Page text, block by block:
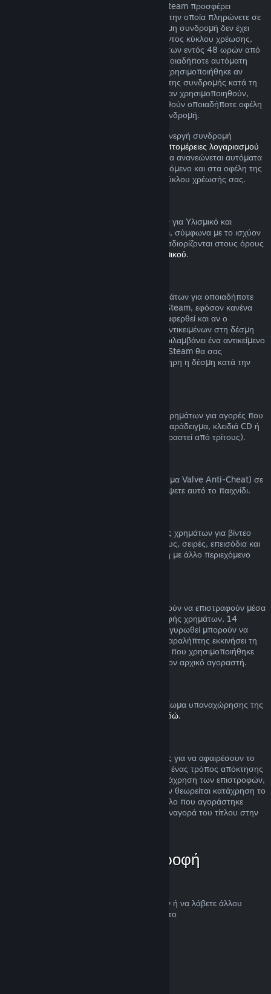
Για κάποιο περιεχόμενο και υπηρεσίες, το Steam προσφέρει
περιοδική (π.χ. μηνιαία, ετήσια) πρόσβαση την οποία πληρώνετε σε
επαναλαμβανόμενη βάση. Αν μια ανανεώσιμη συνδρομή δεν έχει
χρησιμοποιηθεί κατά τη διάρκεια του τρέχοντος κύκλου χρέωσης,
μπορείτε να αιτηθείτε μια επιστροφή χρημάτων εντός 48 ωρών από
την αρχική αγορά ή εντός 48 ωρών από οποιαδήποτε αυτόματη
ανανέωση. Το περιεχομένο θεωρείται πως χρησιμοποιήθηκε αν
έχουν παιχτεί οποιαδήποτε παιχνίδια εντός της συνδρομής κατά τη
διάρκεια του τρέχοντος κύκλου χρέωσης ή αν χρησιμοποιηθούν,
καταναλωθούν, τροποποιηθούν ή μεταφερθούν οποιαδήποτε οφέλη
ή εκπτώσεις που περιλαμβάνονται με τη συνδρομή.
Σημειώστε ότι μπορείτε να ακυρώσετε μια ενεργή συνδρομή
λεπτομέρειες λογαριασμού
. Αφού ακυρωθεί, η συνδρομή σας δε θα ανανεώνεται αυτόματα
αλλά θα διατηρήσετε πρόσβαση στο περιεχόμενο και στα οφέλη της
συνδρομής μέχρι το τέλος του τρέχοντος κύκλου χρέωσής σας.
Μπορείτε να αιτηθείτε επιστροφή χρημάτων για Υλισμικό και
εξαρτήματα που αγοράστηκαν μέσω Steam, σύμφωνα με το ισχύον
χρονικό πλαίσιο και τη διαδικασία που προσδιορίζονται στους όρους
Πολιτικής Επιστροφής Χρημάτων Υλισμικού.
Μπορείτε να λάβετε πλήρη επιστροφή χρημάτων για οποιαδήποτε
δέσμη που αγοράσατε από το Κατάστημα Steam, εφόσον κανένα
από τα αντικείμενα της δέσμης δεν έχει μεταφερθεί και αν ο
συνδυασμένος χρόνος χρήσης όλων των αντικειμένων στη δέσμη
είναι κάτω από δύο ώρες. Αν μια δέσμη περιλαμβάνει ένα αντικείμενο
παιχνιδιού ή DLC που δεν επιστρέφεται, το Steam θα σας
ενημερώσει αν μπορεί αν επιστραφεί ολόκληρη η δέσμη κατά την
Η Valve δεν μπορεί να παρέχει επιστροφή χρημάτων για αγορές που
πραγματοποιούνται εκτός του Steam (για παράδειγμα, κλειδιά CD ή
κάρτες πορτοφολιού Steam που έχουν αγοραστεί από τρίτους).
Αν έχετε αποκλειστεί από το VAC (το σύστημα Valve Anti-Cheat) σε
ένα παιχνίδι, χάνετε το δικαίωμα να επιστρέψετε αυτό το παιχνίδι.
Δεν μπορούμε να προσφέρουμε επιστροφές χρημάτων για βίντεο
στο Steam (π.χ. ταινία, ταινίες μικρού μήκους, σειρές, επεισόδια και
οδηγούς), εκτός αν το βίντεο είναι σε δέσμη με άλλο περιεχόμενο
Τα δώρα που δεν έχουν εξαργυρωθεί μπορούν να επιστραφούν μέσα
στη συνηθισμένη χρονική περίοδο επιστροφής χρημάτων, 14
ημέρες/δύο ώρες. Τα δώρα που έχουν εξαργυρωθεί μπορούν να
επιστραφούν υπό τις ίδιες συνθήκες αν ο παραλήπτης εκκινήσει τη
διαδικασία επιστροφής χρημάτων. Το ποσό που χρησιμοποιήθηκε
για την αγορά του δώρου θα επιστραφεί στον αρχικό αγοραστή.
Για μια εξήγηση στο πώς λειτουργεί το δικαίωμα υπαναχώρησης της
πατήστε εδώ.
Οι επιστροφές χρημάτων είναι σχεδιασμένες για να αφαιρέσουν το
ρίσκο της αγοράς τίτλων στο Steam και όχι ένας τρόπος απόκτησης
δωρεάν παιχνιδιών. Αν φανεί ότι κάνετε κατάχρηση των επιστροφών,
θα σταματήσουν να σας προσφέρονται. Δεν θεωρείται κατάχρηση το
αίτημα για επιστροφή χρημάτων σε έναν τίτλο που αγοράστηκε
ακριβώς πριν μια έκπτωση και η άμεση επαναγορά του τίτλου στην
Πώς να ζητήσετε επιστροφή
Μπορείτε να ζητήσετε επιστροφή χρημάτων ή να λάβετε άλλου
είδους βοήθεια για τις αγορές Steam σας στο